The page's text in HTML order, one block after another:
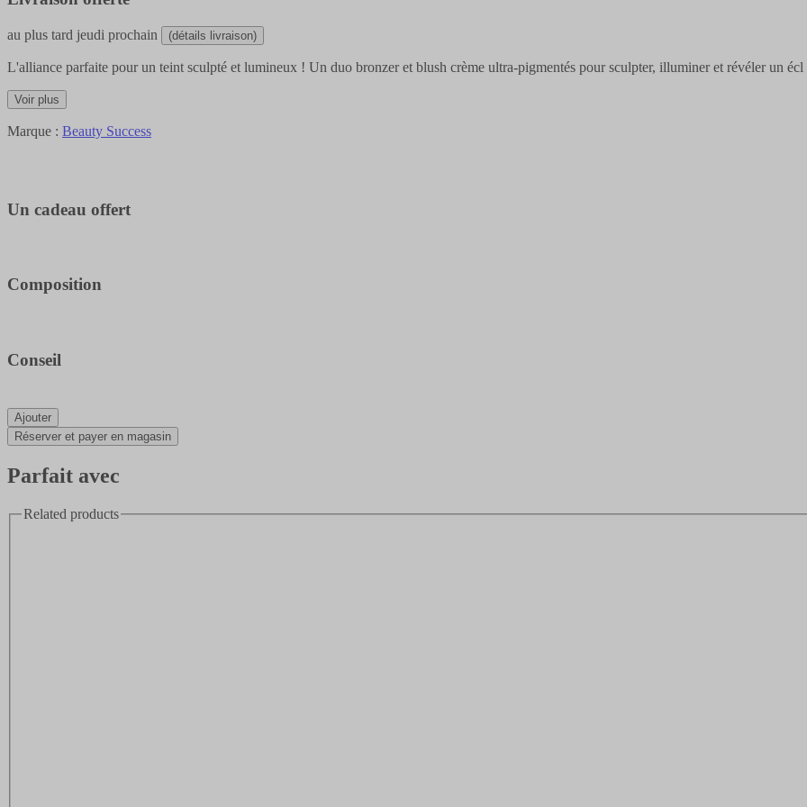
au plus tard jeudi prochain (détails livraison)
L'alliance parfaite pour un teint sculpté et lumineux ! Un duo bronzer et blush crème ultra-pigmentés pour sculpter, illuminer et révéler un écl
Voir plus
Marque : Beauty Success
Un cadeau offert
Composition
Conseil
Ajouter
Réserver et payer en magasin
Parfait avec
Related products